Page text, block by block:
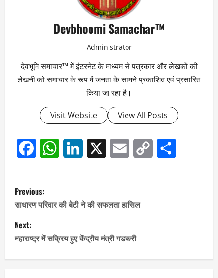
Devbhoomi Samachar™
Administrator
देवभूमि समाचार™ में इंटरनेट के माध्यम से पत्रकार और लेखकों की
लेखनी को समाचार के रूप में जनता के सामने प्रकाशित एवं प्रसारित
किया जा रहा है।
Visit Website View All Posts
FacebookWhatsAppLinkedIn Email
Copy
P
o
s
t
Previous:
साधारण परिवार की बेटी ने की सफलता हासिल
Next:
महाराष्ट्र में सक्रिय हुए केंद्रीय मंत्री गडकरी